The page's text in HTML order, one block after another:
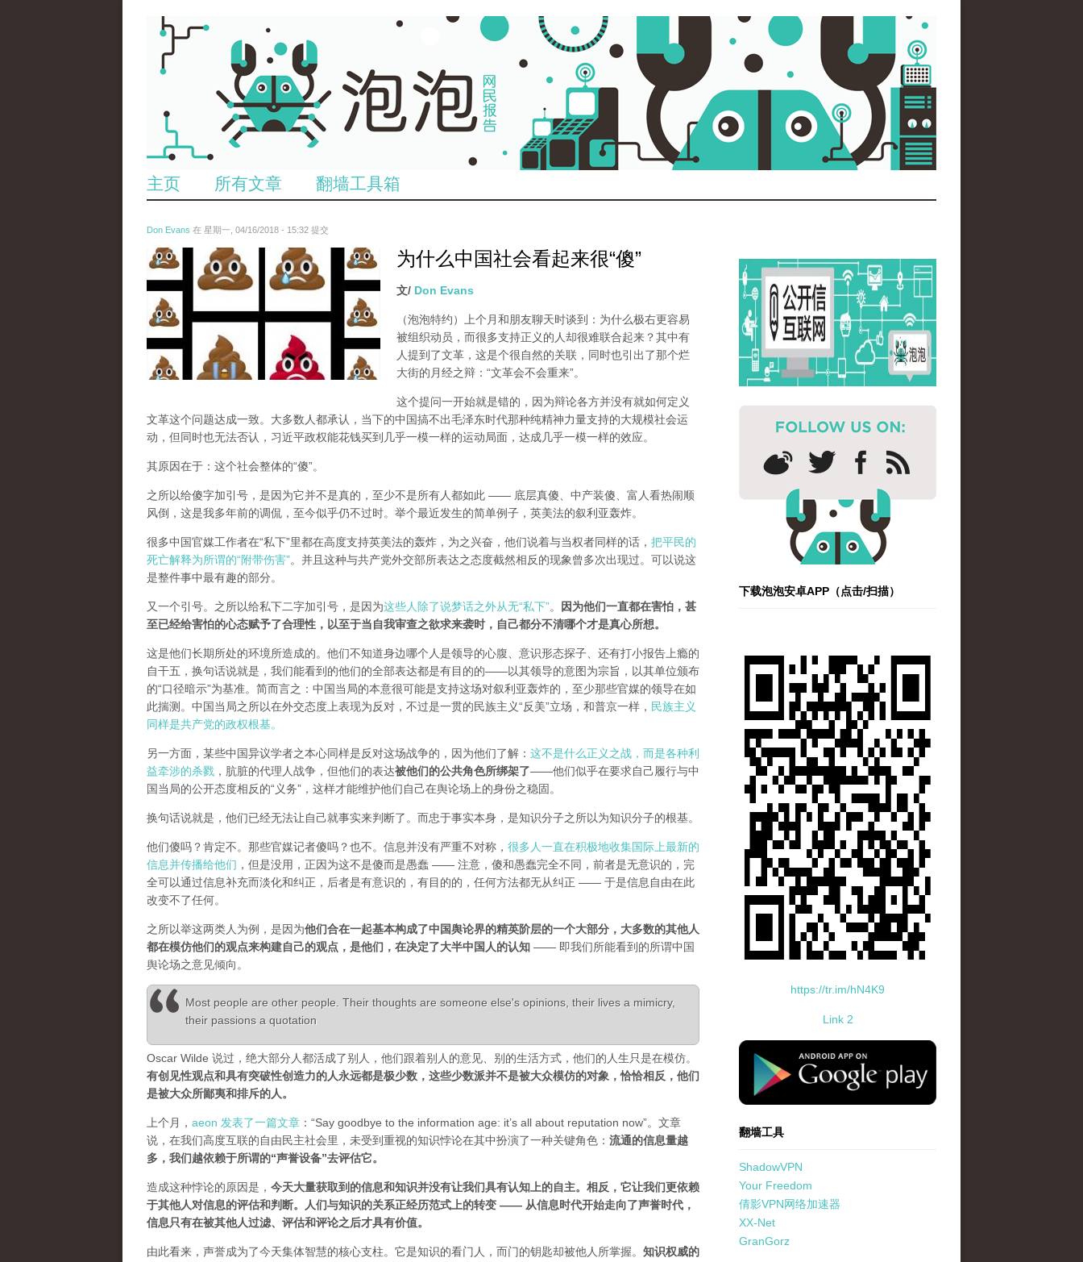
主页 所有文章 翻墙工具箱
Don Evans 在 星期一, 04/16/2018 - 15:32 提交
wechatimg1053.jpeg 为什么中国社会看起来很“傻”
文/ Don Evans
（泡泡特约）
上个月和朋友聊天时谈到：为什么极右更容易
被组织动员，而很多支持正义的人却很难联合起来？其中有
人提到了文革，这是个很自然的关联，同时也引出了那个烂
大街的月经之辩：“文革会不会重来”。
这个提问一开始就是错的，因为辩论各方并没有就如何定义
文革这个问题达成一致。大多数人都承认，当下的中国搞不出毛泽东时代那种纯精神力量支持的大规模社会运
动，但同时也无法否认，习近平政权能花钱买到几乎一模一样的运动局面，达成几乎一模一样的效应。
其原因在于：这个社会整体的“傻”。
之所以给傻字加引号，是因为它并不是真的，至少不是所有人都如此 —— 底层真傻、中产装傻、富人看热闹顺
风倒，这是我多年前的调侃，至今似乎仍不过时。举个最近发生的简单例子，英美法的叙利亚轰炸。
很多中国官媒工作者在“私下”里都在高度支持英美法的轰炸，为之兴奋，他们说着与当权者同样的话， 把平民的
死亡解释为所谓的“附带伤害”。并且这种与共产党外交部所表达之态度截然相反的现象曾多次出现过。可以说这
是整件事中最有趣的部分。
又一个引号。之所以给私下二字加引号，是因为这些人除了说梦话之外从无“私下”。
因为他们一直都在害怕，甚
至已经给害怕的心态赋予了合理性，以至于当自我审查之欲求来袭时，自己都分不清哪个才是真心所想。
这是他们长期所处的环境所造成的。他们不知道身边哪个人是领导的心腹、意识形态探子、还有打小报告上瘾的
自干五，换句话说就是，我们能看到的他们的全部表达都是有目的的——以其领导的意图为宗旨，以其单位颁布
的“口径暗示”为基准。简而言之：中国当局的本意很可能是支持这场对叙利亚轰炸的，至少那些官媒的领导在如
此揣测。中国当局之所以在外交态度上表现为反对，不过是一贯的民族主义“反美”立场，和普京一样， 民族主义
同样是共产党的政权根基。
另一方面，某些中国异议学者之本心同样是反对这场战争的，因为他们了解： 这不是什么正义之战，而是各种利
益牵涉的杀戮 ，肮脏的代理人战争，但他们的表达被他们的公共角色所绑架了——他们似乎在要求自己履行与中
国当局的公开态度相反的“义务”，这样才能维护他们自己在舆论场上的身份之稳固。
换句话说就是，他们已经无法让自己就事实来判断了。而忠于事实本身，是知识分子之所以为知识分子的根基。
他们傻吗？肯定不。那些官媒记者傻吗？也不。信息并没有严重不对称， 很多人一直在积极地收集国际上最新的
信息并传播给他们 ，但是没用，正因为这不是傻而是愚蠢 —— 注意，傻和愚蠢完全不同，前者是无意识的，完
全可以通过信息补充而淡化和纠正，后者是有意识的，有目的的，任何方法都无从纠正 —— 于是信息自由在此
改变不了任何。
之所以举这两类人为例，是因为他们合在一起基本构成了中国舆论界的精英阶层的一个大部分，大多数的其他人
都在模仿他们的观点来构建自己的观点，是他们，在决定了大半中国人的认知 —— 即我们所能看到的所谓中国
舆论场之意见倾向。
Most people are other people. Their thoughts are someone else's opinions, their lives a mimicry,
their passions a quotation
Oscar Wilde 说过，绝大部分人都活成了别人，他们跟着别人的意见、别的生活方式，他们的人生只是在模仿。
有创见性观点和具有突破性创造力的人永远都是极少数，这些少数派并不是被大众模仿的对象，恰恰相反，他们
是被大众所鄙夷和排斥的人。
上个月， aeon 发表了一篇文章 ：“Say goodbye to the information age: it’s all about reputation now”。文章
说，在我们高度互联的自由民主社会里，未受到重视的知识悖论在其中扮演了一种关键角色： 流通的信息量越
多，我们越依赖于所谓的“声誉设备”去评估它。
造成这种悖论的原因是， 今天大量获取到的信息和知识并没有让我们具有认知上的自主。相反，它让我们更依赖
于其他人对信息的评估和判断。
人们与知识的关系正经历范式上的转变 —— 从信息时代开始走向了声誉时代，
信息只有在被其他人过滤、评估和评论之后才具有价值。
由此看来，声誉成为了今天集体智慧的核心支柱。它是知识的看门人，而门的钥匙却被他人所掌握。 知识权威的
下载泡泡安卓APP（点击/扫描）
https://tr.im/hN4K9
Link 2
standard-icon-googleplay-app-store.png
翻墙工具
ShadowVPN
Your Freedom
倩影VPN网络加速器
XX-Net
GranGorz